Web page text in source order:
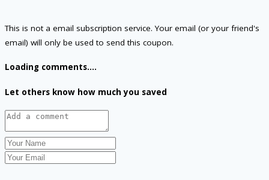
This is not a email subscription service. Your email (or your friend's
email) will only be used to send this coupon.
Loading comments....
Let others know how much you saved